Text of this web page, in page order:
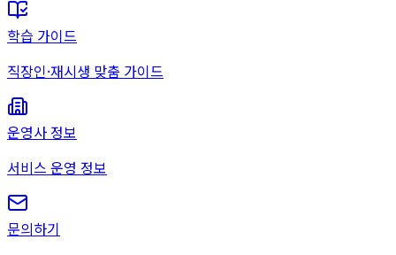
학습 가이드
직장인·재시생 맞춤 가이드
운영사 정보
서비스 운영 정보
문의하기